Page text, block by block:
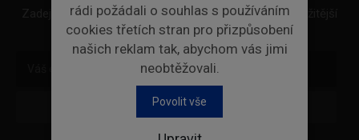
rádi požádali o souhlas s používáním
cookies třetích stran pro přizpůsobení
našich reklam tak, abychom vás jimi
neobtěžovali.
Povolit vše
Zadejte váš email a my Vám budeme zasílat ty nejdůležitější
informace, maximálně 1x týdně.
Odebírat